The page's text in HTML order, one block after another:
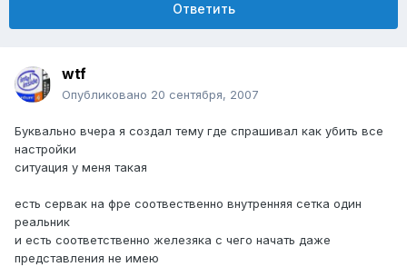
Ответить
wtf
Опубликовано 20 сентября, 2007
Буквально вчера я создал тему где спрашивал как убить все
настройки
ситуация у меня такая
есть сервак на фре соотвественно внутренняя сетка один
реальник
и есть соответственно железяка с чего начать даже
представления не имею